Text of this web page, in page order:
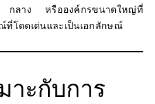
กลาง หรือองค์กรขนาดใหญ่ที่
ที่โดดเด่นและเป็นเอกลักษณ์
าะกับการ